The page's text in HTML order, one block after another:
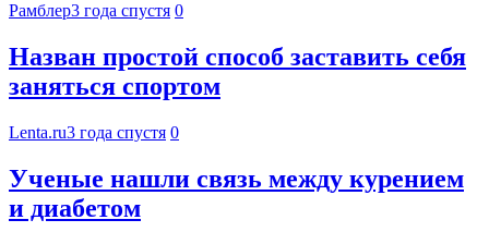
Рамблер3 года спустя 0
Назван простой способ заставить себя
заняться спортом
Lenta.ru3 года спустя 0
Ученые нашли связь между курением
и диабетом